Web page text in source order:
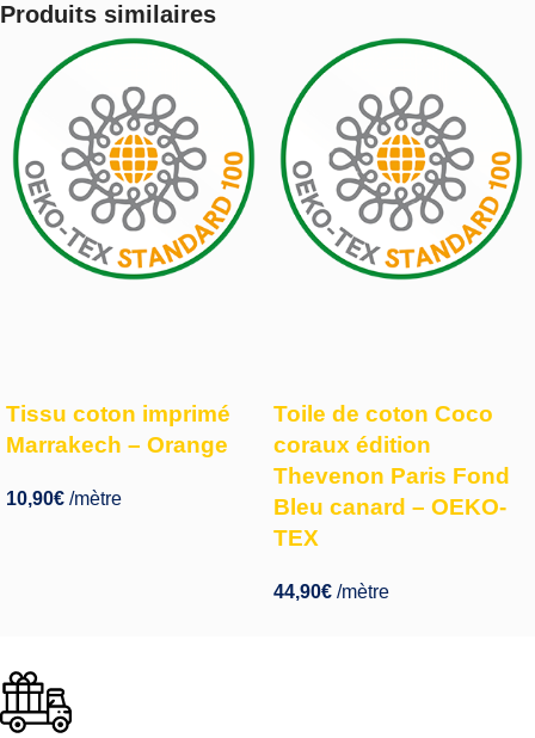
Produits similaires
Tissu coton imprimé
Marrakech – Orange
10,90€ /mètre
Toile de coton Coco
coraux édition
Thevenon Paris Fond
Bleu canard – OEKO-
TEX
44,90€ /mètre